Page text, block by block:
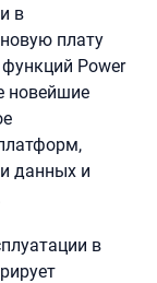
в
плату
Power
новейшие
данных и
в